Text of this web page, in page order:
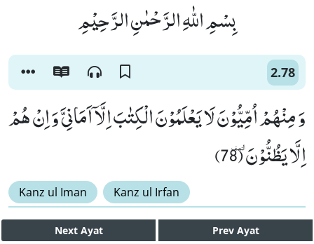
بِسْمِ اللّٰهِ الرَّحْمٰنِ الرَّحِیْمِ
2.78
وَ مِنْهُمْ اُمِّیُّوْنَ لَا یَعْلَمُوْنَ الْكِتٰبَ اِلَّاۤ اَمَانِیَّ وَ اِنْ هُمْ
اِلَّا یَظُنُّوْنَٜ (78)
Kanz ul Iman Kanz ul Irfan
Next Ayat Prev Ayat